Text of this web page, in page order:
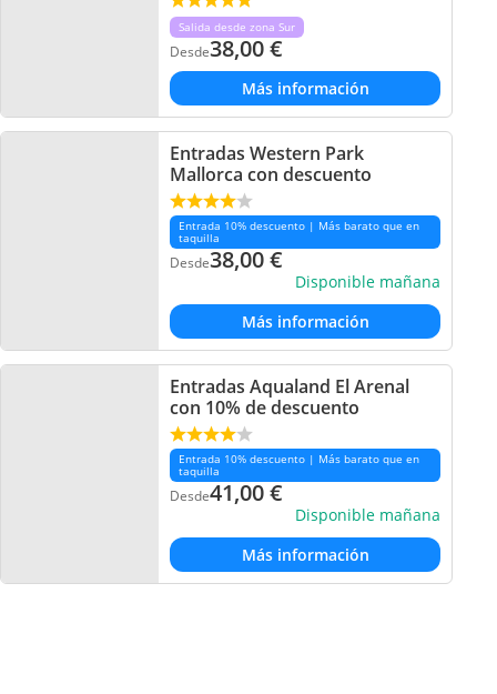
Salida desde zona Sur
Desde38,00€
Más información
Entradas Western Park
Mallorca con descuento
Entrada 10% descuento | Más barato que en
taquilla
Desde38,00€
Disponible mañana
Más información
Entradas Aqualand El Arenal
con 10% de descuento
Entrada 10% descuento | Más barato que en
taquilla
Desde41,00€
Disponible mañana
Más información